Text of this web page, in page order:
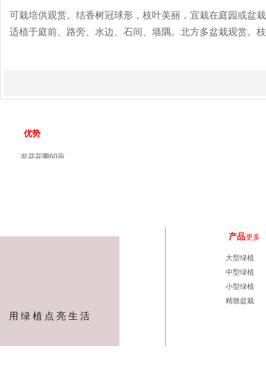
可栽培供观赏。结香树冠球形，枝叶美丽，宜栽在庭园或盆
适植于庭前、路旁、水边、石间、墙隅。北方多盆栽观赏。
用 绿 植 点 亮 生 活
优势
盆花花圃60亩
产品更多
大型绿植
中型绿植
小型绿植
精致盆栽